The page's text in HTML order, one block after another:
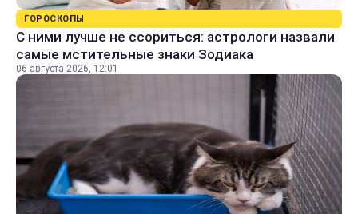
ГОРОСКОПЫ
С ними лучше не ссориться: астрологи назвали
самые мстительные знаки Зодиака
06 августа 2026, 12:01